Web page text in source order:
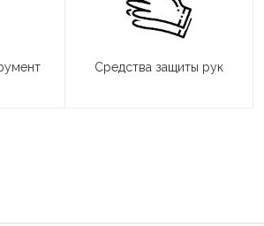
Средства защиты рук